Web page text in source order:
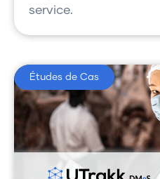
service.
Études de Cas